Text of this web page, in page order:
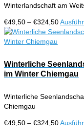
Winterlandschaft am
€49,50 – €324,50
€49,50
Winterliche
im Winter Chiemgau
Winterliche
Chiemgau
€49,50 – €324,50